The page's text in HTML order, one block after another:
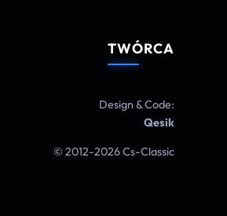
TWÓRCA
Design & Code:
Qesik
© 2012-2026 Cs-Classic